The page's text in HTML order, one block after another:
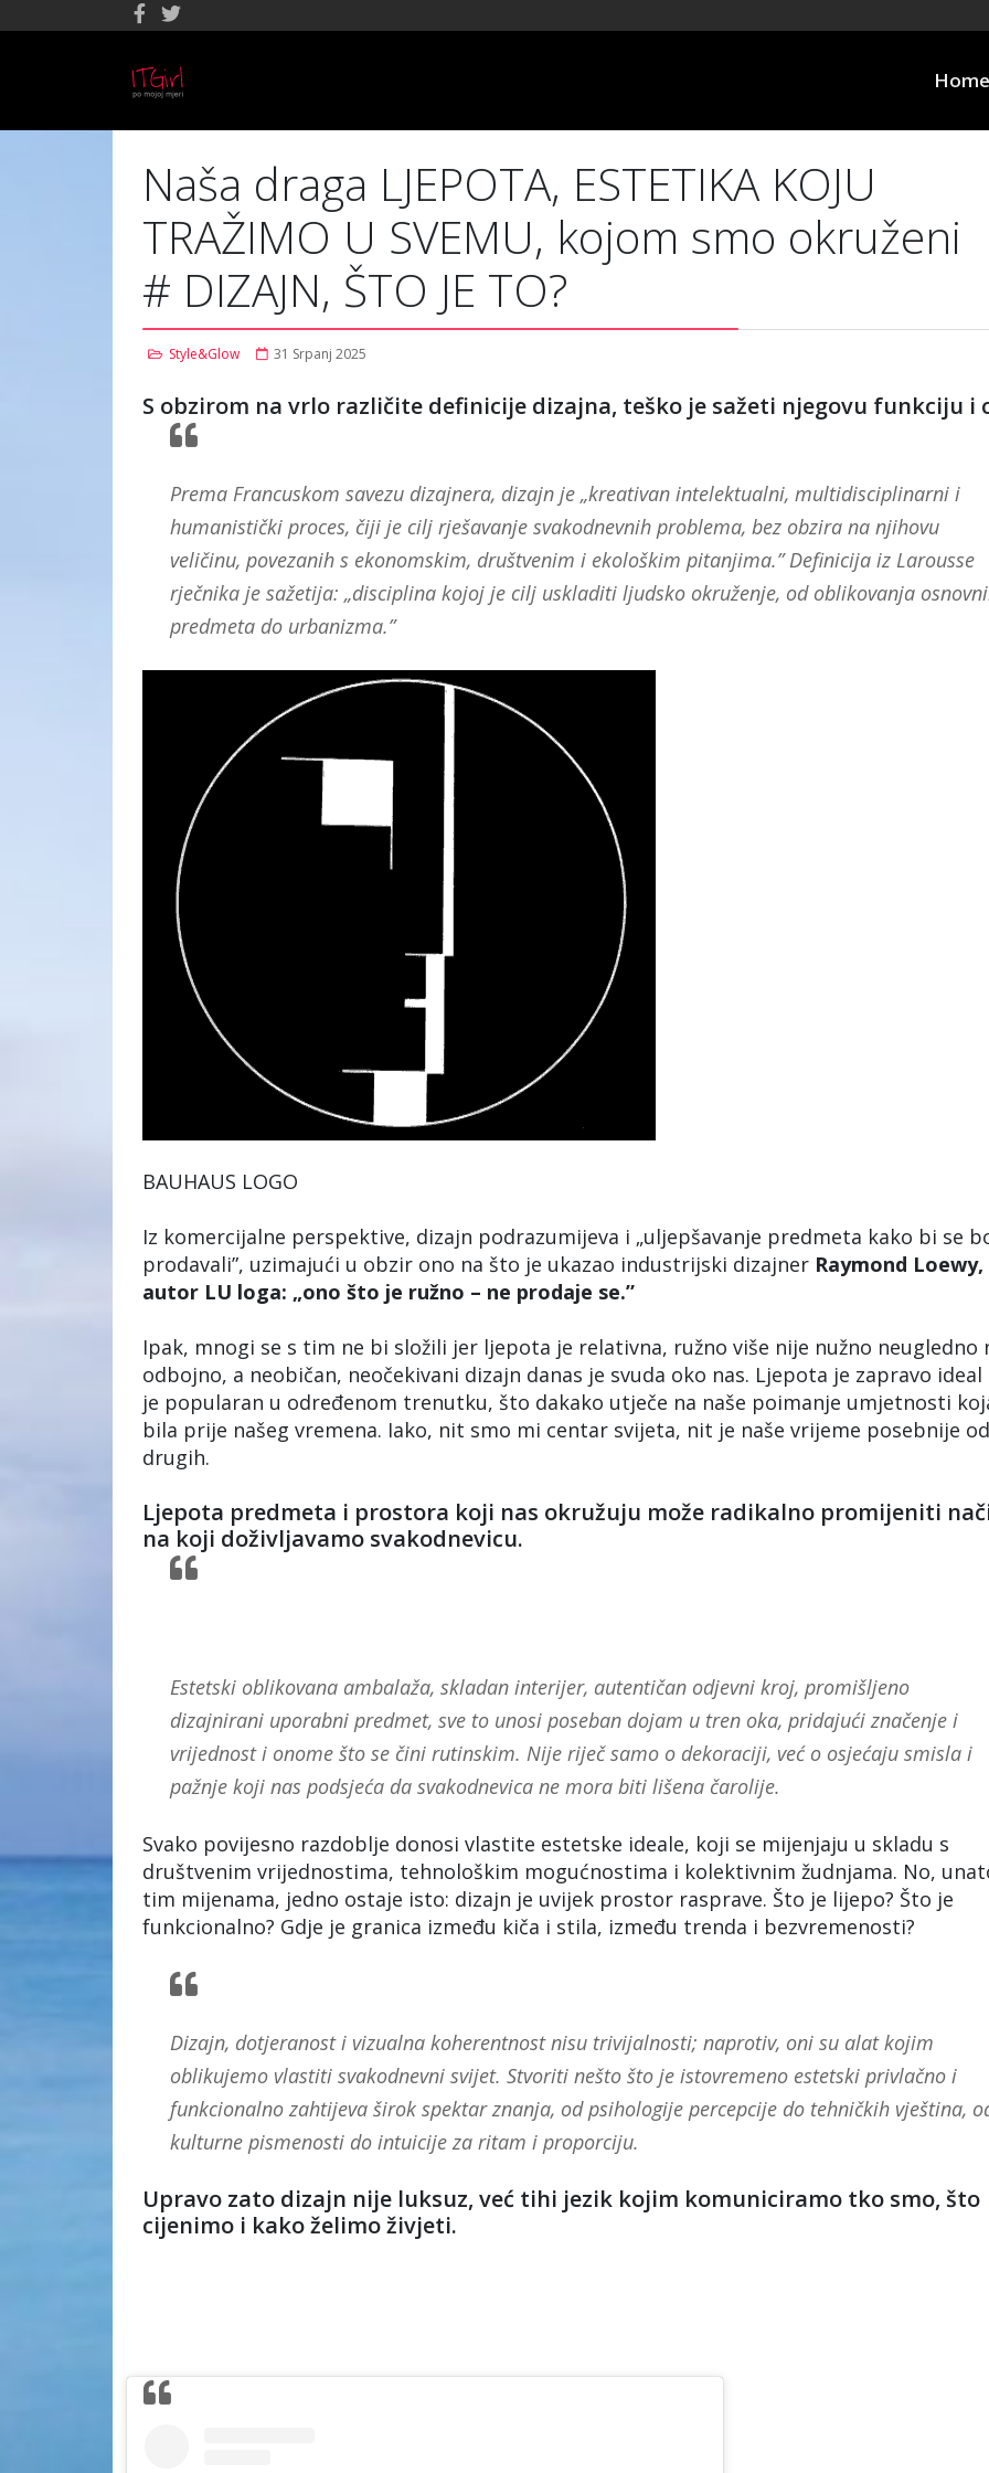
Home
Naša draga LJEPOTA, ESTETIKA KOJU
TRAŽIMO U SVEMU, kojom smo okruženi
# DIZAJN, ŠTO JE TO?
Style&Glow 31 Srpanj 2025
S obzirom na vrlo različite definicije dizajna, teško je sažeti njegovu funkciju i
Prema Francuskom savezu dizajnera, dizajn je „kreativan intelektualni, multidisciplinarni i
humanistički proces, čiji je cilj rješavanje svakodnevnih problema, bez obzira na njihovu
veličinu, povezanih s ekonomskim, društvenim i ekološkim pitanjima.” Definicija iz Larousse
rječnika je sažetija: „disciplina kojoj je cilj uskladiti ljudsko okruženje, od oblikovanja
predmeta do urbanizma.”
BAUHAUS LOGO
Iz komercijalne perspektive, dizajn podrazumijeva i „uljepšavanje predmeta kako bi se
prodavali”, uzimajući u obzir ono na što je ukazao industrijski dizajner Raymond Loewy,
autor LU loga: „ono što je ružno – ne prodaje se.”
Ipak, mnogi se s tim ne bi složili jer ljepota je relativna, ružno više nije nužno neugledno
odbojno, a neobičan, neočekivani dizajn danas je svuda oko nas. Ljepota je zapravo
je popularan u određenom trenutku, što dakako utječe na naše poimanje umjetnosti
bila prije našeg vremena. Iako, nit smo mi centar svijeta, nit je naše vrijeme posebnije od
drugih.
Ljepota predmeta i prostora koji nas okružuju može radikalno promijeniti
na koji doživljavamo svakodnevicu.
Estetski oblikovana ambalaža, skladan interijer, autentičan odjevni kroj, promišljeno
dizajnirani uporabni predmet, sve to unosi poseban dojam u tren oka, pridajući značenje i
vrijednost i onome što se čini rutinskim. Nije riječ samo o dekoraciji, već o osjećaju smisla i
pažnje koji nas podsjeća da svakodnevica ne mora biti lišena čarolije.
Svako povijesno razdoblje donosi vlastite estetske ideale, koji se mijenjaju u skladu s
društvenim vrijednostima, tehnološkim mogućnostima i kolektivnim žudnjama. No,
tim mijenama, jedno ostaje isto: dizajn je uvijek prostor rasprave. Što je lijepo? Što je
funkcionalno? Gdje je granica između kiča i stila, između trenda i bezvremenosti?
Dizajn, dotjeranost i vizualna koherentnost nisu trivijalnosti; naprotiv, oni su alat kojim
oblikujemo vlastiti svakodnevni svijet. Stvoriti nešto što je istovremeno estetski privlačno i
funkcionalno zahtijeva širok spektar znanja, od psihologije percepcije do tehničkih vještina,
kulturne pismenosti do intuicije za ritam i proporciju.
Upravo zato dizajn nije luksuz, već tihi jezik kojim komuniciramo tko smo, što
cijenimo i kako želimo živjeti.